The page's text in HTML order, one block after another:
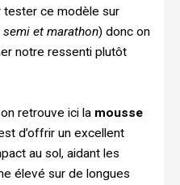
tester ce modèle sur
semi et marathon) donc on
notre ressenti plutôt
retrouve ici la mousse
d’offrir un excellent
au sol, aidant les
élevé sur de longues